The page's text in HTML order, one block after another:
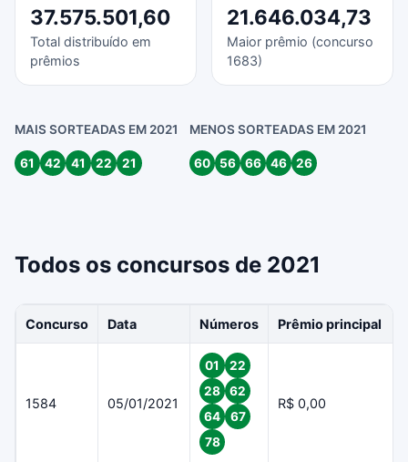
37.575.501,60
Total distribuído em
prêmios
21.646.034,73
Maior prêmio (concurso
1683)
MAIS SORTEADAS EM 2021
61 42 41 22 21
MENOS SORTEADAS EM 2021
60 56 66 46 26
Todos os concursos de 2021
Concurso Data Números Prêmio principal
1584 05/01/2021
01
22
28
62
64
67
78
R$ 0,00